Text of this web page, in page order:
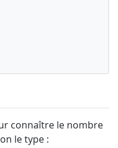
connaître le nombre
le type :